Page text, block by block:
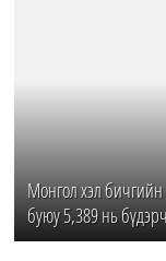
Монгол хэл
буюу 5,389 нь